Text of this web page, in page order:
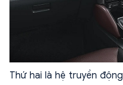
Thứ hai là hệ truyền